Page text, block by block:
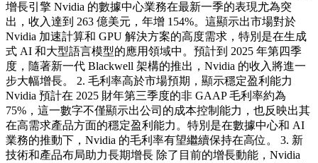
增長引擎 Nvidia 的數據中心業務在最新一季的表現尤為突
出，收入達到 263 億美元，年增 154%。這顯示出市場對於
Nvidia 加速計算和 GPU 解決方案的高度需求，特別是在生成
式 AI 和大型語言模型的應用領域中。預計到 2025 年第四季
度，隨著新一代 Blackwell 架構的推出，Nvidia 的收入將進一
步大幅增長。 2. 毛利率高於市場預期，顯示穩定盈利能力
Nvidia 預計在 2025 財年第三季度的非 GAAP 毛利率約為
75%，這一數字不僅顯示出公司的成本控制能力，也反映出其
在高需求產品方面的穩定盈利能力。特別是在數據中心和 AI
業務的推動下，Nvidia 的毛利率有望繼續保持在高位。 3. 新
技術和產品布局助力長期增長 除了目前的增長動能，Nvidia